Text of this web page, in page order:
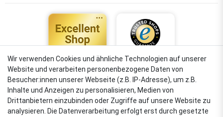
4,88
Sehr gut
Wir verwenden Cookies und ähnliche Technologien auf unserer
Website und verarbeiten personenbezogene Daten von
Besucher:innen unserer Webseite (z.B. IP-Adresse), um z.B.
Inhalte und Anzeigen zu personalisieren, Medien von
Drittanbietern einzubinden oder Zugriffe auf unsere Website zu
analysieren. Die Datenverarbeitung erfolgt erst durch gesetzte